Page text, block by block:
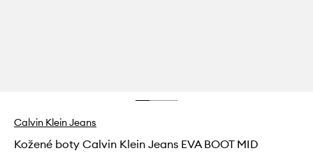
Calvin Klein Jeans
Kožené boty Calvin Klein Jeans EVA BOOT MID